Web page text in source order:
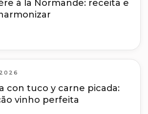
à la Normande: receita e
con tuco y carne picada:
vinho perfeita